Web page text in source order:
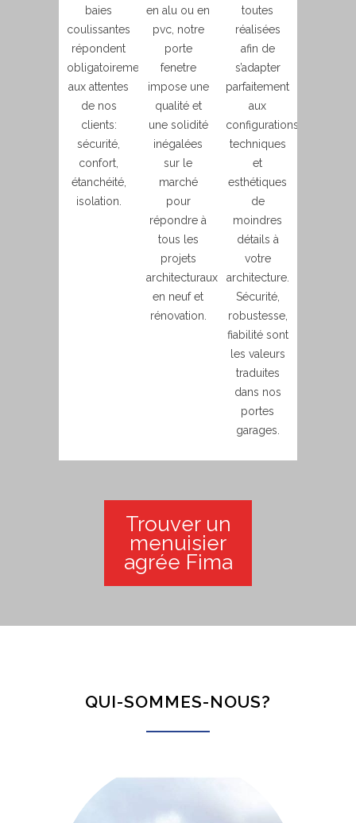
baies
coulissantes
répondent
obligatoirement
aux attentes
de nos
clients:
sécurité,
confort,
étanchéité,
isolation.
en alu ou en
pvc, notre
porte
fenetre
impose une
qualité et
une solidité
inégalées
sur le
marché
pour
répondre à
tous les
projets
architecturaux
en neuf et
rénovation.
toutes
réalisées
afin de
s’adapter
parfaitement
aux
configurations
techniques
et
esthétiques
de
moindres
détails à
votre
architecture.
Sécurité,
robustesse,
fiabilité sont
les valeurs
traduites
dans nos
portes
garages.
Trouver un
menuisier
agrée Fima
QUI-SOMMES-NOUS?